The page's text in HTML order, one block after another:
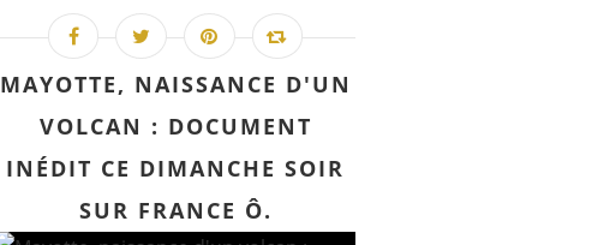
MAYOTTE, NAISSANCE D'UN
VOLCAN : DOCUMENT
INÉDIT CE DIMANCHE SOIR
SUR FRANCE Ô.